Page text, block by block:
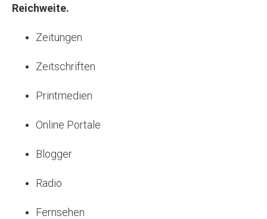
Reichweite.
Zeitungen
Zeitschriften
Printmedien
Online Portale
Blogger
Radio
Fernsehen